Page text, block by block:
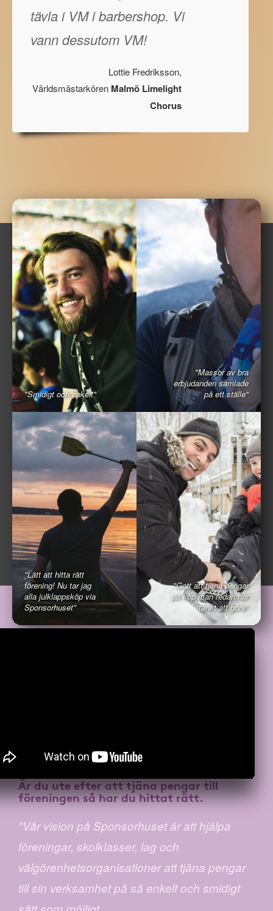
tävla i VM i barbershop. Vi
vann dessutom VM!
Lottie Fredriksson,
Världsmästarkören Malmö Limelight
Chorus
"Smidigt och enkelt"
"Massor av bra
erbjudanden samlade
på ett ställe"
"Lätt att hitta rätt
förening! Nu tar jag
alla julklappsköp via
Sponsorhuset"
"Gott att tjäna pengar
på köp man redan har
tänkt att göra"
Är du ute efter atttjäna pengar till
föreningenså har du hittat rätt.
"Vår vision på Sponsorhuset är att hjälpa
föreningar, skolklasser, lag och
välgörenhetsorganisationer att tjäna pengar
till sin verksamhet på så enkelt och smidigt